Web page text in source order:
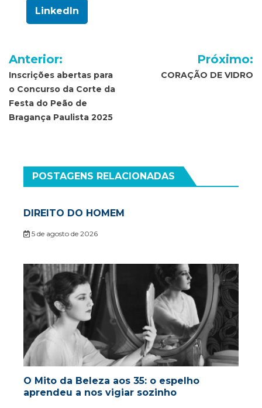
LinkedIn
Navegação
de
Post
Anterior:
Inscrições abertas para
o Concurso da Corte da
Festa do Peão de
Bragança Paulista 2025
Próximo:
CORAÇÃO DE VIDRO
POSTAGENS RELACIONADAS
DIREITO DO HOMEM
5 de agosto de 2026
O Mito da Beleza aos 35: o espelho
aprendeu a nos vigiar sozinho